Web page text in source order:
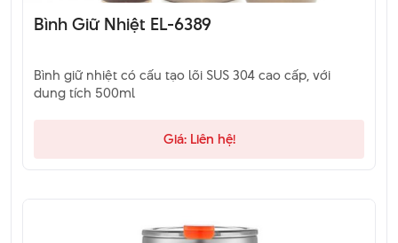
Bình Giữ Nhiệt EL-6389
Bình giữ nhiệt có cấu tạo lõi SUS 304 cao cấp, với
dung tích 500ml
Giá: Liên hệ!